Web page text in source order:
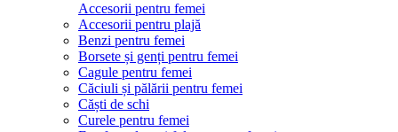
Accesorii pentru femei
Accesorii pentru plajă
Benzi pentru femei
Borsete și genți pentru femei
Cagule pentru femei
Căciuli și pălării pentru femei
Căști de schi
Curele pentru femei